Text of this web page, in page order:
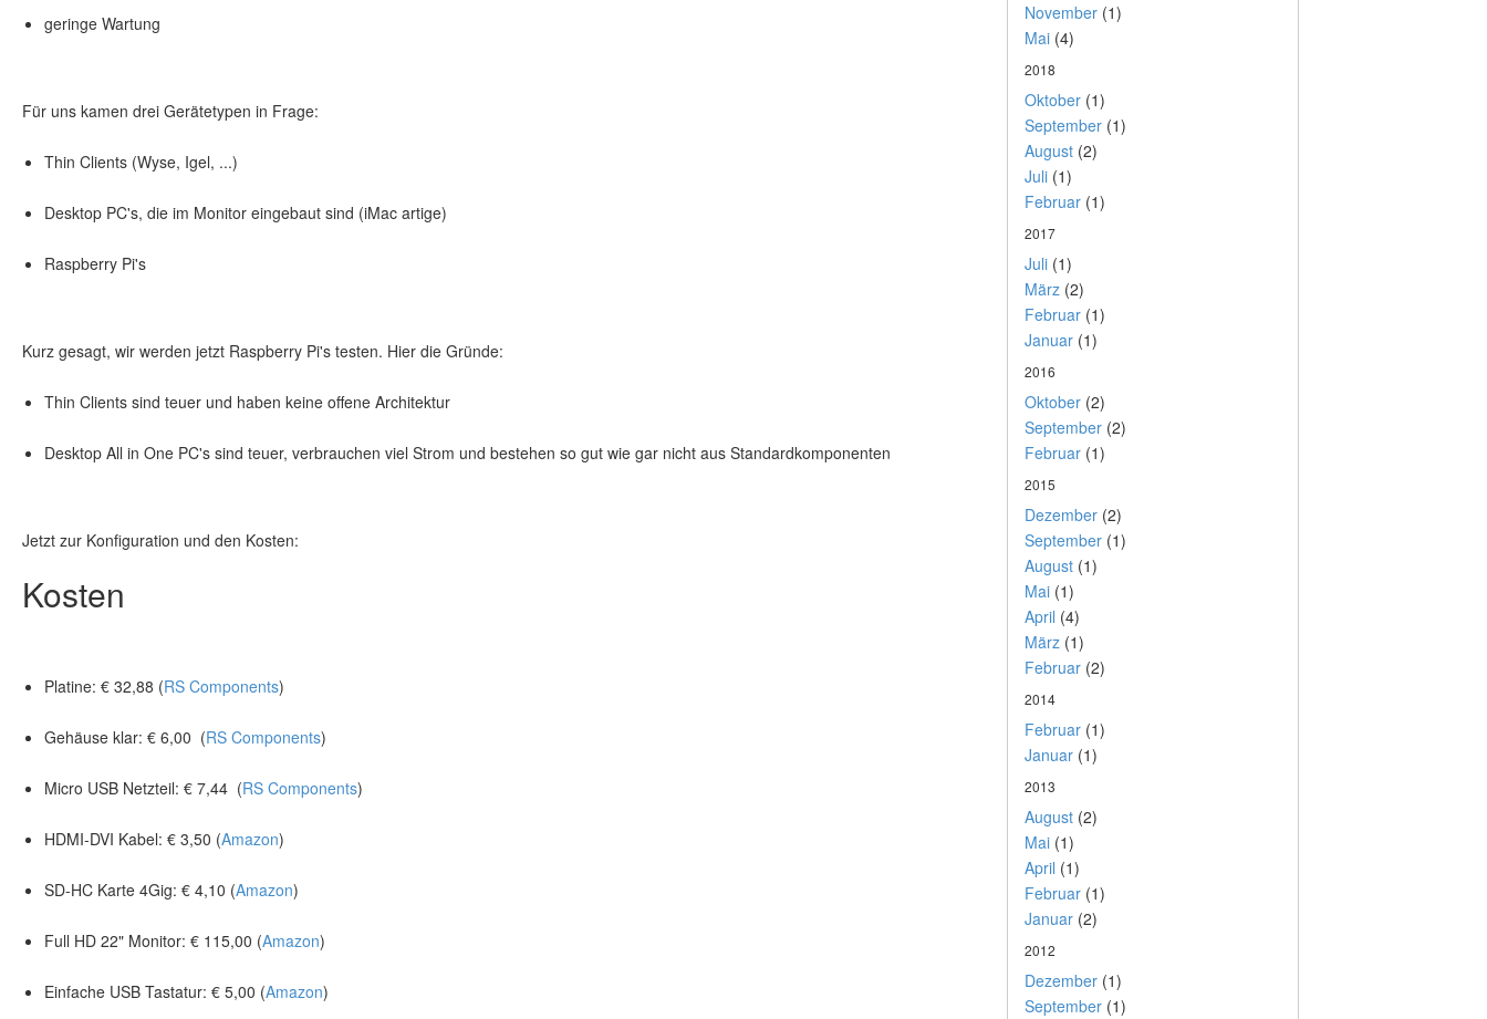
geringe Wartung
Für uns kamen drei Gerätetypen in Frage:
Thin Clients (Wyse, Igel, ...)
Desktop PC's, die im Monitor eingebaut sind (iMac artige)
Raspberry Pi's
Kurz gesagt, wir werden jetzt Raspberry Pi's testen. Hier die Gründe:
Thin Clients sind teuer und haben keine offene Architektur
Desktop All in One PC's sind teuer, verbrauchen viel Strom und bestehen so gut wie gar nicht aus Standardkomponenten
Jetzt zur Konfiguration und den Kosten:
Kosten
Platine: € 32,88 (RS Components)
Gehäuse klar: € 6,00 (RS Components)
Micro USB Netzteil: € 7,44 (RS Components)
HDMI-DVI Kabel: € 3,50 (Amazon)
SD-HC Karte 4Gig: € 4,10 (Amazon)
Full HD 22" Monitor: € 115,00 (Amazon)
Einfache USB Tastatur: € 5,00 (Amazon)
November(1)
Mai(4)
2018
Oktober(1)
September(1)
August(2)
Juli(1)
Februar(1)
2017
Juli(1)
März(2)
Februar(1)
Januar(1)
2016
Oktober(2)
September(2)
Februar(1)
2015
Dezember(2)
September(1)
August(1)
Mai(1)
April (4)
März(1)
Februar(2)
2014
Februar(1)
Januar(1)
2013
August(2)
Mai(1)
April (1)
Februar(1)
Januar(2)
2012
Dezember(1)
September(1)